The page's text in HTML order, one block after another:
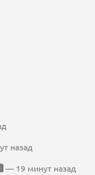
назад
— 19 минут назад